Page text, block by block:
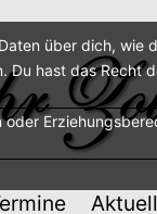
über dich, wie
Du hast das Recht
oder